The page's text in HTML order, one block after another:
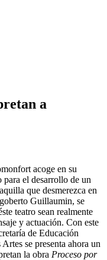
a
acoge en su
el desarrollo de un
que desmerezca en
Guillaumin, se
teatro sean realmente
y actuación. Con este
de Educación
se presenta ahora un
la obra Proceso por